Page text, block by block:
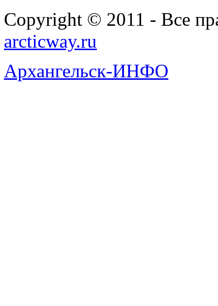
Copyright © 2011 - Все
arcticway.ru
Архангельск-ИНФО